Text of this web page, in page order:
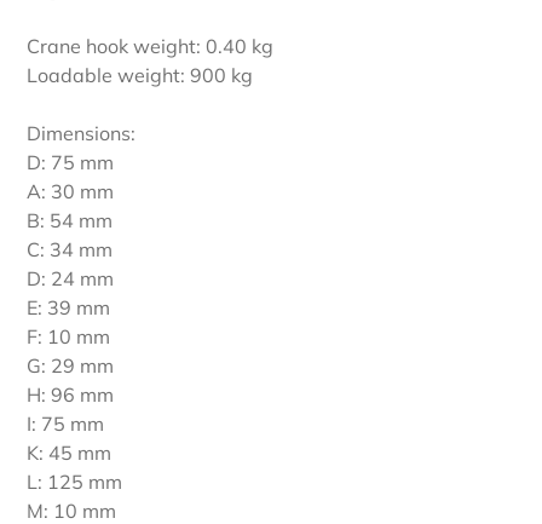
Crane hook weight: 0.40 kg
Loadable weight: 900 kg
Dimensions:
D: 75 mm
A: 30 mm
B: 54 mm
C: 34 mm
D: 24 mm
E: 39 mm
F: 10 mm
G: 29 mm
H: 96 mm
I: 75 mm
K: 45 mm
L: 125 mm
M: 10 mm